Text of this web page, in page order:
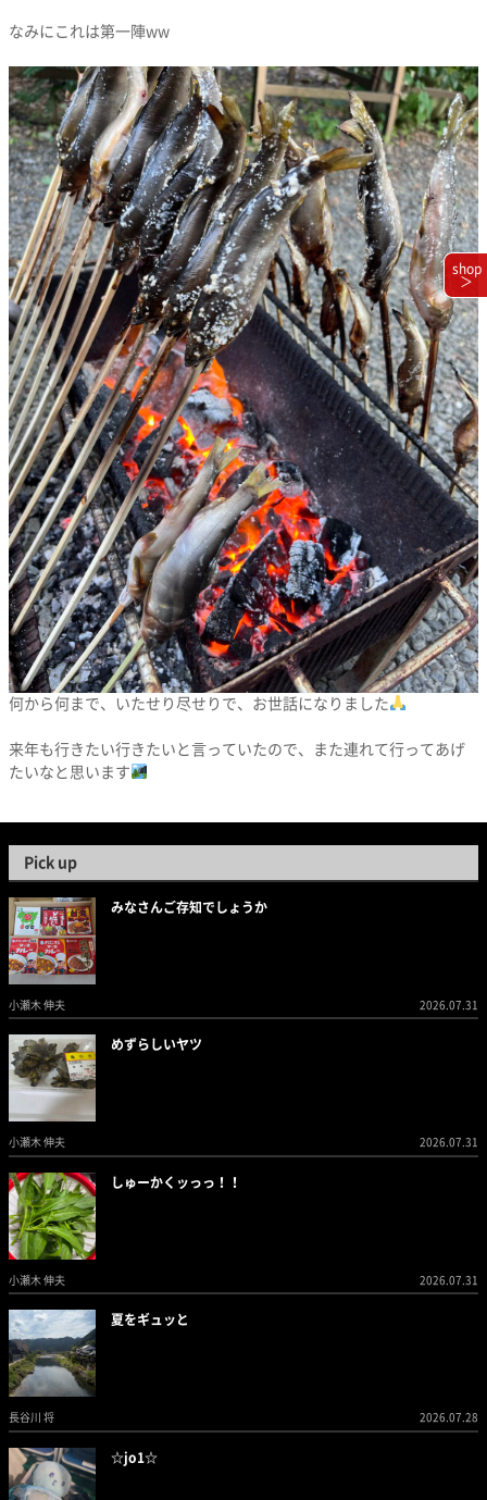
なみにこれは第一陣ww
何から何まで、いたせり尽せりで、お世話になりました
来年も行きたい行きたいと言っていたので、また連れて行ってあげ
たいなと思います
Pick up
みなさんご存知でしょうか
小瀬木 伸夫 2026.07.31
めずらしいヤツ
小瀬木 伸夫 2026.07.31
しゅーかくッっっ！！
小瀬木 伸夫 2026.07.31
夏をギュッと
長谷川 将 2026.07.28
☆jo1☆
shop
＞